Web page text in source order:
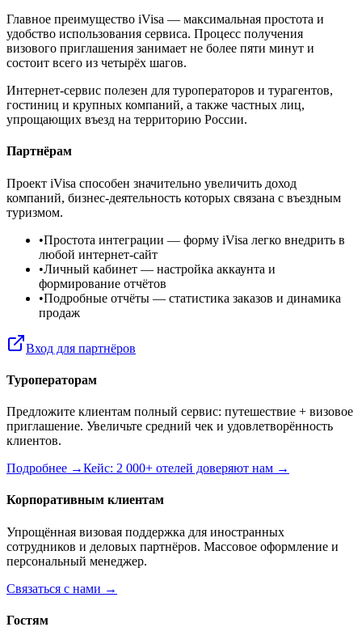
Главное преимущество iVisa — максимальная простота и
удобство использования сервиса. Процесс получения
визового приглашения занимает не более пяти минут и
состоит всего из четырёх шагов.
Интернет-сервис полезен для туроператоров и турагентов,
гостиниц и крупных компаний, а также частных лиц,
упрощающих въезд на территорию России.
Партнёрам
Проект iVisa способен значительно увеличить доход
компаний, бизнес-деятельность которых связана с въездным
туризмом.
•Простота интеграции — форму iVisa легко внедрить в
любой интернет-сайт
•Личный кабинет — настройка аккаунта и
формирование отчётов
•Подробные отчёты — статистика заказов и динамика
продаж
Вход для партнёров
Туроператорам
Предложите клиентам полный сервис: путешествие + визовое
приглашение. Увеличьте средний чек и удовлетворённость
клиентов.
Подробнее →Кейс: 2 000+ отелей доверяют нам →
Корпоративным клиентам
Упрощённая визовая поддержка для иностранных
сотрудников и деловых партнёров. Массовое оформление и
персональный менеджер.
Связаться с нами →
Гостям